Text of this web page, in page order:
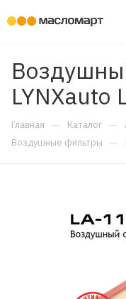
LYNXauto
Главная — Каталог —
Воздушные фильтры —